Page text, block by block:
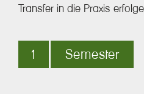
Transfer in die Praxis
1 Semester